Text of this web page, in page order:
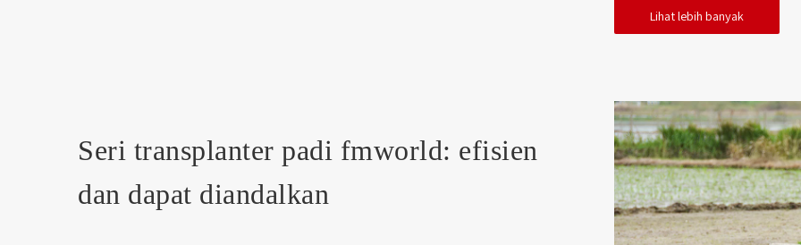
Lihat lebih banyak
Seri transplanter padi fmworld: efisien
dan dapat diandalkan